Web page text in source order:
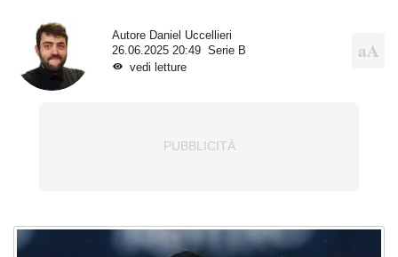
Autore Daniel Uccellieri
26.06.2025 20:49
Serie B
vedi letture